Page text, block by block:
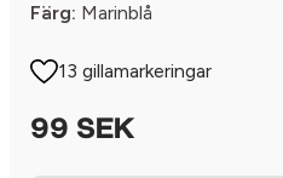
Färg: Marinblå
13 gillamarkeringar
99 SEK